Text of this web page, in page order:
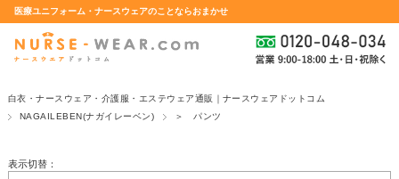
医療ユニフォーム・ナースウェアのことならおまかせ
白衣・ナースウェア・介護服・エステウェア通販｜ナースウェアドットコム
NAGAILEBEN(ナガイレーベン)
＞ パンツ
表示切替：